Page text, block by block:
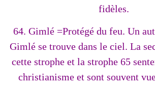
fidèles.
64. Gimlé =Protégé du feu. Un
Gimlé se trouve dans le ciel. La
cette strophe et la strophe 65
christianisme et sont souvent